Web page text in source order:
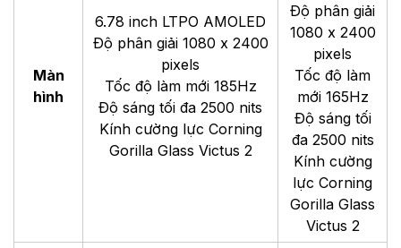
Màn
hình
6.78 inch LTPO AMOLED
Độ phân giải 1080 x 2400
pixels
Tốc độ làm mới 185Hz
Độ sáng tối đa 2500 nits
Kính cường lực Corning
Gorilla Glass Victus 2
Độ phân giải
1080 x 2400
pixels
Tốc độ làm
mới 165Hz
Độ sáng tối
đa 2500 nits
Kính cường
lực Corning
Gorilla Glass
Victus 2